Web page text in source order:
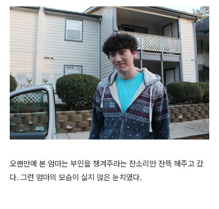
오랜만에 본 엄마는 부인을 챙겨주라는 잔소리만 잔뜩 해주고 갔
다. 그런 엄마의 모습이 싫지 않은 눈치였다.